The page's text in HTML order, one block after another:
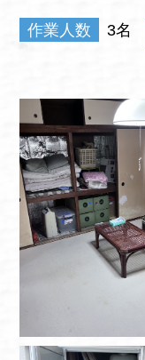
作業人数 3名